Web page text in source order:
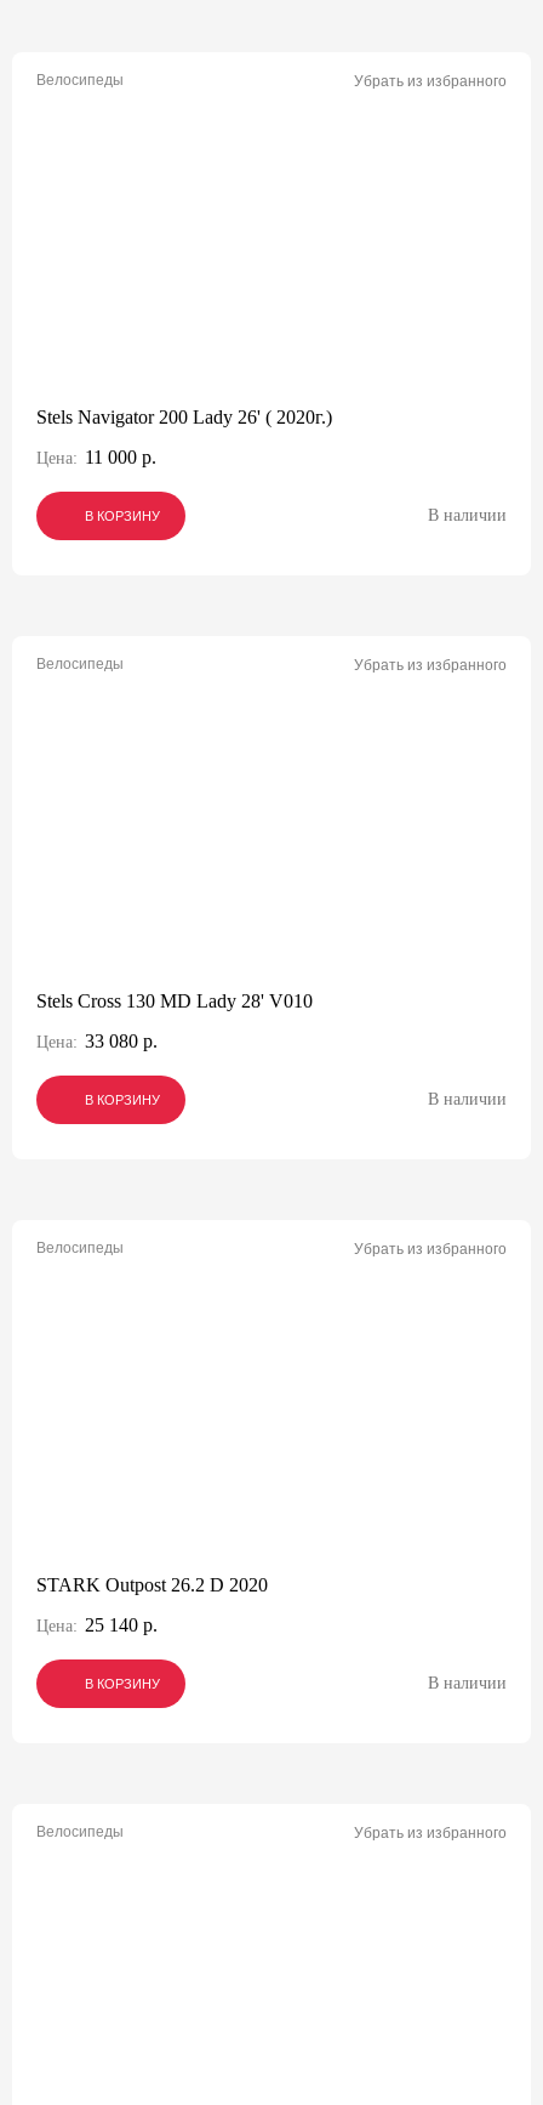
Велосипеды Убрать из избранного
Stels Navigator 200 Lady 26' ( 2020г.)
Цена: 11 000 р.
В КОРЗИНУ
В КОРЗИНУ
В КОРЗИНУ В наличии
Велосипеды Убрать из избранного
Stels Cross 130 MD Lady 28' V010
Цена: 33 080 р.
В КОРЗИНУ
В КОРЗИНУ
В КОРЗИНУ В наличии
Велосипеды Убрать из избранного
STARK Outpost 26.2 D 2020
Цена: 25 140 р.
В КОРЗИНУ
В КОРЗИНУ
В КОРЗИНУ В наличии
Велосипеды Убрать из избранного